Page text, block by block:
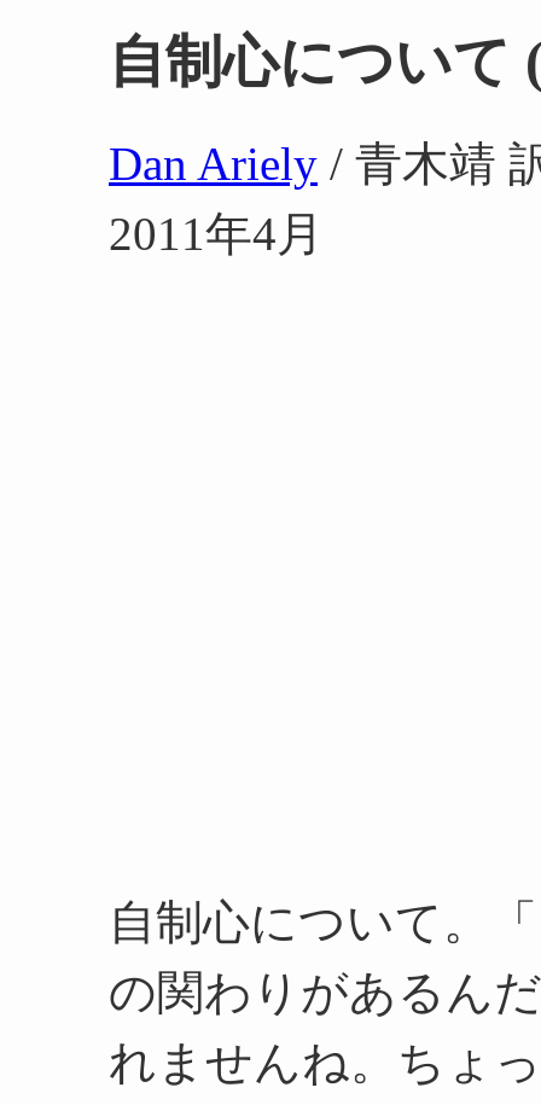
自制心について
Dan Ariely / 青木靖
2011年4月
自制心について。
の関わりがあるん
れませんね。ちょ